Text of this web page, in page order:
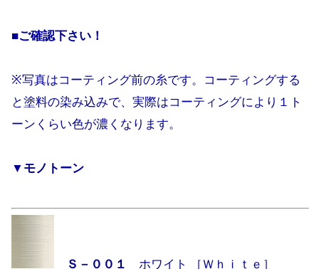
■ご確認下さい！
※写真はコーティング前の糸です。コーティングする
と塗料の染み込みで、実際はコーティングにより１ト
ーンくらい色が濃くなります。
▼モノトーン
Ｓ－００１ ホワイト ［Ｗｈｉｔｅ］